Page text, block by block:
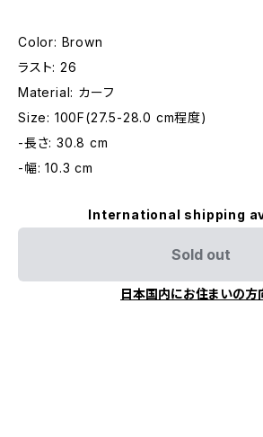
Color: Brown
ラスト: 26
Material: カーフ
Size: 100F(27.5-28.0 cm程度)
-長さ: 30.8 cm
-幅: 10.3 cm
International shipping
Sold out
日本国内にお住まいの方